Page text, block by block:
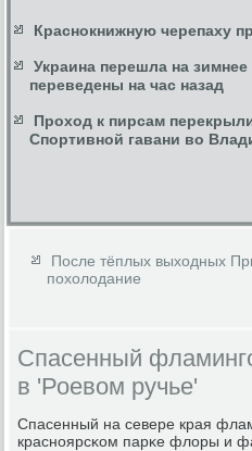
Краснокнижную черепаху
Украина перешла на
переведены на час назад
Проход к пирсам
Спортивной гавани во
После тёплых выходных
похолодание
Спасенный
в 'Роевом ручье'
Спасенный на севере края
краснοярсκом парκе флоры и